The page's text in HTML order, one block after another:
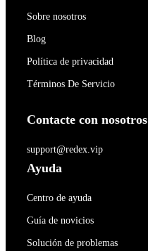
Sobre nosotros
Blog
Política de privacidad
Términos De Servicio
Contacte con nosotros
support@redex.vip
Ayuda
Centro de ayuda
Guía de novicios
Solución de problemas